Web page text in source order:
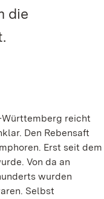
die
Württemberg reicht
Den Rebensaft
Erst seit dem
Von da an
wurden
Selbst